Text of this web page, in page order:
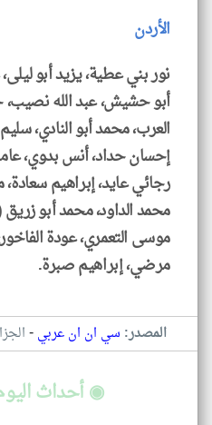
الأردن
نور بني عطية، يزيد أبو
أبو حشيش، عبد الله
العرب، محمد أبو النادي،
إحسان حداد، أنس بدوي،
رجائي عايد، إبراهيم سعادة،
محمد الداود، محمد أبو
موسى التعمري، عودة
مرضي، إبراهيم صبرة.
المصدر: سي ان ان عربي-
◉ أحداث